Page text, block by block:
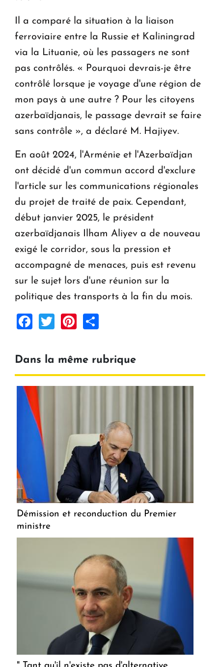
Il a comparé la situation à la liaison
ferroviaire entre la Russie et Kaliningrad
via la Lituanie, où les passagers ne sont
pas contrôlés. « Pourquoi devrais-je être
contrôlé lorsque je voyage d'une région de
mon pays à une autre ? Pour les citoyens
azerbaïdjanais, le passage devrait se faire
sans contrôle », a déclaré M. Hajiyev.
En août 2024, l'Arménie et l'Azerbaïdjan
ont décidé d'un commun accord d'exclure
l'article sur les communications régionales
du projet de traité de paix. Cependant,
début janvier 2025, le président
azerbaïdjanais Ilham Aliyev a de nouveau
exigé le corridor, sous la pression et
accompagné de menaces, puis est revenu
sur le sujet lors d'une réunion sur la
politique des transports à la fin du mois.
Facebook
TwitterPinterest
Dans la même rubrique
Démission et reconduction du Premier
ministre